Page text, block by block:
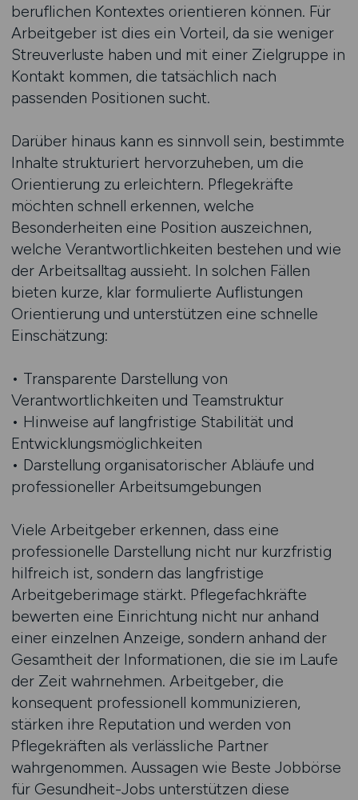
beruflichen Kontextes orientieren können. Für
Arbeitgeber ist dies ein Vorteil, da sie weniger
Streuverluste haben und mit einer Zielgruppe in
Kontakt kommen, die tatsächlich nach
passenden Positionen sucht.
Darüber hinaus kann es sinnvoll sein, bestimmte
Inhalte strukturiert hervorzuheben, um die
Orientierung zu erleichtern. Pflegekräfte
möchten schnell erkennen, welche
Besonderheiten eine Position auszeichnen,
welche Verantwortlichkeiten bestehen und wie
der Arbeitsalltag aussieht. In solchen Fällen
bieten kurze, klar formulierte Auflistungen
Orientierung und unterstützen eine schnelle
Einschätzung:
• Transparente Darstellung von
Verantwortlichkeiten und Teamstruktur
• Hinweise auf langfristige Stabilität und
Entwicklungsmöglichkeiten
• Darstellung organisatorischer Abläufe und
professioneller Arbeitsumgebungen
Viele Arbeitgeber erkennen, dass eine
professionelle Darstellung nicht nur kurzfristig
hilfreich ist, sondern das langfristige
Arbeitgeberimage stärkt. Pflegefachkräfte
bewerten eine Einrichtung nicht nur anhand
einer einzelnen Anzeige, sondern anhand der
Gesamtheit der Informationen, die sie im Laufe
der Zeit wahrnehmen. Arbeitgeber, die
konsequent professionell kommunizieren,
stärken ihre Reputation und werden von
Pflegekräften als verlässliche Partner
wahrgenommen. Aussagen wie Beste Jobbörse
für Gesundheit-Jobs unterstützen diese